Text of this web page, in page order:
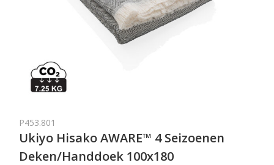
P453.801
Ukiyo Hisako AWARE™ 4 Seizoenen
Deken/Handdoek 100x180